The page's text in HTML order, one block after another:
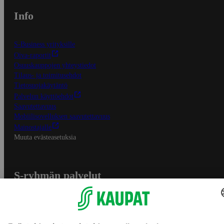
Info
S-Business yrityksille
Oiva-raportit
Osuuskauppojen yhteystiedot
Tilaus- ja toimitusehdot
Tietosuojakäytäntö
Palvelun käyttöehdot
Saavutettavuus
Mobiilisovelluksen saavutettavuus
Mainostajalle
Muuta evästeasetuksia
S-ryhmän palvelut